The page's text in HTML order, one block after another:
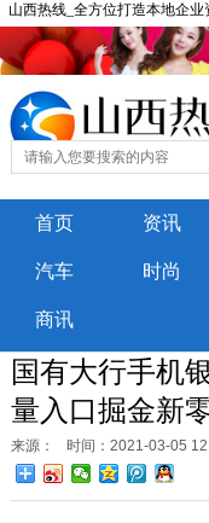
山西热线_全方位打造本地企业
首页 资讯
汽车 时尚
商讯
国有大行手机
量入口掘金新
来源： 时间：2021-03-05